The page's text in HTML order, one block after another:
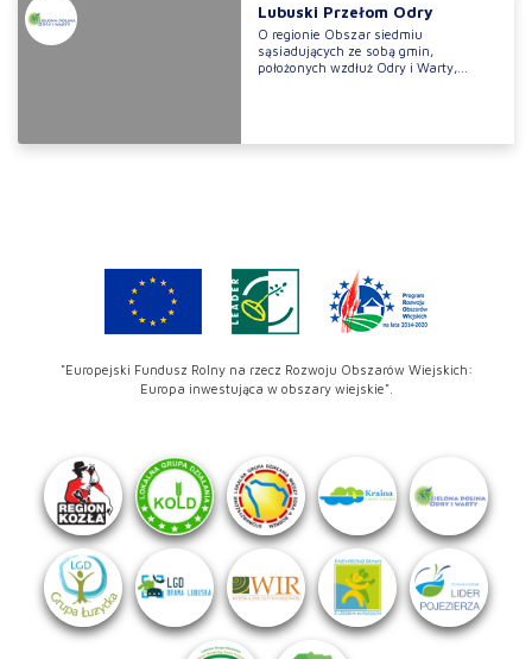
Lubuski Przełom Odry
O regionie Obszar siedmiu
sąsiadujących ze sobą gmin,
położonych wzdłuż Odry i Warty,...
"Europejski Fundusz Rolny na rzecz Rozwoju Obszarów Wiejskich:
Europa inwestująca w obszary wiejskie".